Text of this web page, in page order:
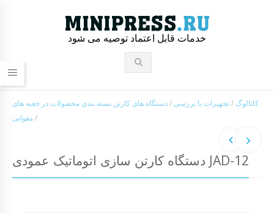
خدمات قابل اعتماد توصیه می شود
کاتالوگ /تجهیزات با بررسی /دستگاه های کارتن بسته بندی محصولات در جعبه های
مقوایی/
دستگاه کارتن سازی اتوماتیک عمودی JAD-12